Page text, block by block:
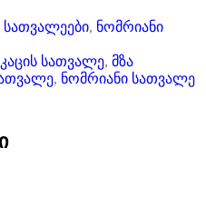
სათვალეები, ნომრიანი
სათვალე, მზა
, ნომრიანი სათვალე